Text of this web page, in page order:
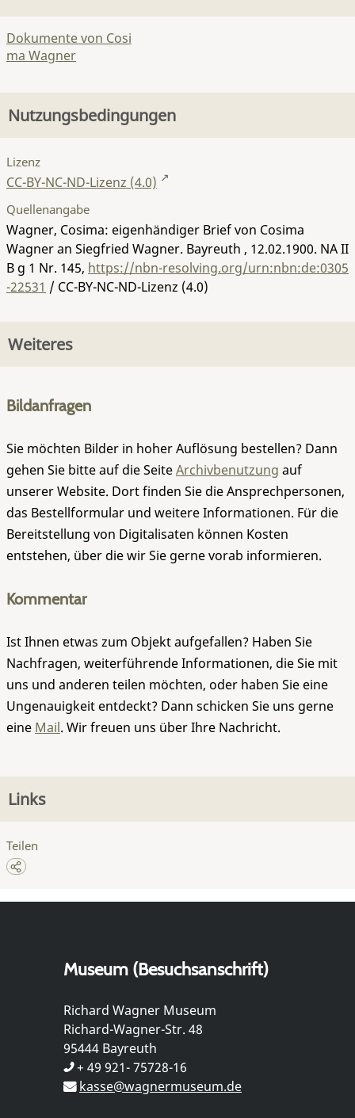
Dokumente von Cosi
ma Wagner
Nutzungsbedingungen
Lizenz
CC-BY-NC-ND-Lizenz (4.0)
Quellenangabe
Wagner, Cosima: eigenhändiger Brief von Cosima
Wagner an Siegfried Wagner. Bayreuth , 12.02.1900. NA II
B g 1 Nr. 145, https://nbn-resolving.org/urn:nbn:de:0305
-22531 / CC-BY-NC-ND-Lizenz (4.0)
Weiteres
Bildanfragen
Sie möchten Bilder in hoher Auflösung bestellen? Dann
gehen Sie bitte auf die SeiteArchivbenutzung auf
unserer Website. Dort finden Sie die Ansprechpersonen,
das Bestellformular und weitere Informationen. Für die
Bereitstellung von Digitalisaten können Kosten
entstehen, über die wir Sie gerne vorab informieren.
Kommentar
Ist Ihnen etwas zum Objekt aufgefallen? Haben Sie
Nachfragen, weiterführende Informationen, die Sie mit
uns und anderen teilen möchten, oder haben Sie eine
Ungenauigkeit entdeckt? Dann schicken Sie uns gerne
eine Mail. Wir freuen uns über Ihre Nachricht.
Links
Teilen
Museum (Besuchsanschrift)
Richard Wagner Museum
Richard-Wagner-Str. 48
95444 Bayreuth
+ 49 921- 75728-16
kasse@wagnermuseum.de